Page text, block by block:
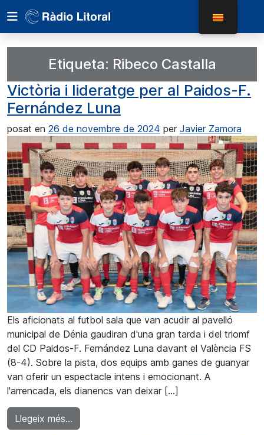
Etiqueta: Ribeco Castalla
Victòria i lideratge per al Paidos-F.
Fernández Luna
posat en 26 de novembre de 2024 per Javier Zamora
Els aficionats al futbol sala que van acudir al pavelló
municipal de Dénia gaudiran d'una gran tarda i del triomf
del CD Paidos-F. Fernández Luna davant el València FS
(8-4). Sobre la pista, dos equips amb ganes de guanyar
van oferir un espectacle intens i emocionant. A
l'arrencada, els dianencs van deixar […]
Llegeix més…